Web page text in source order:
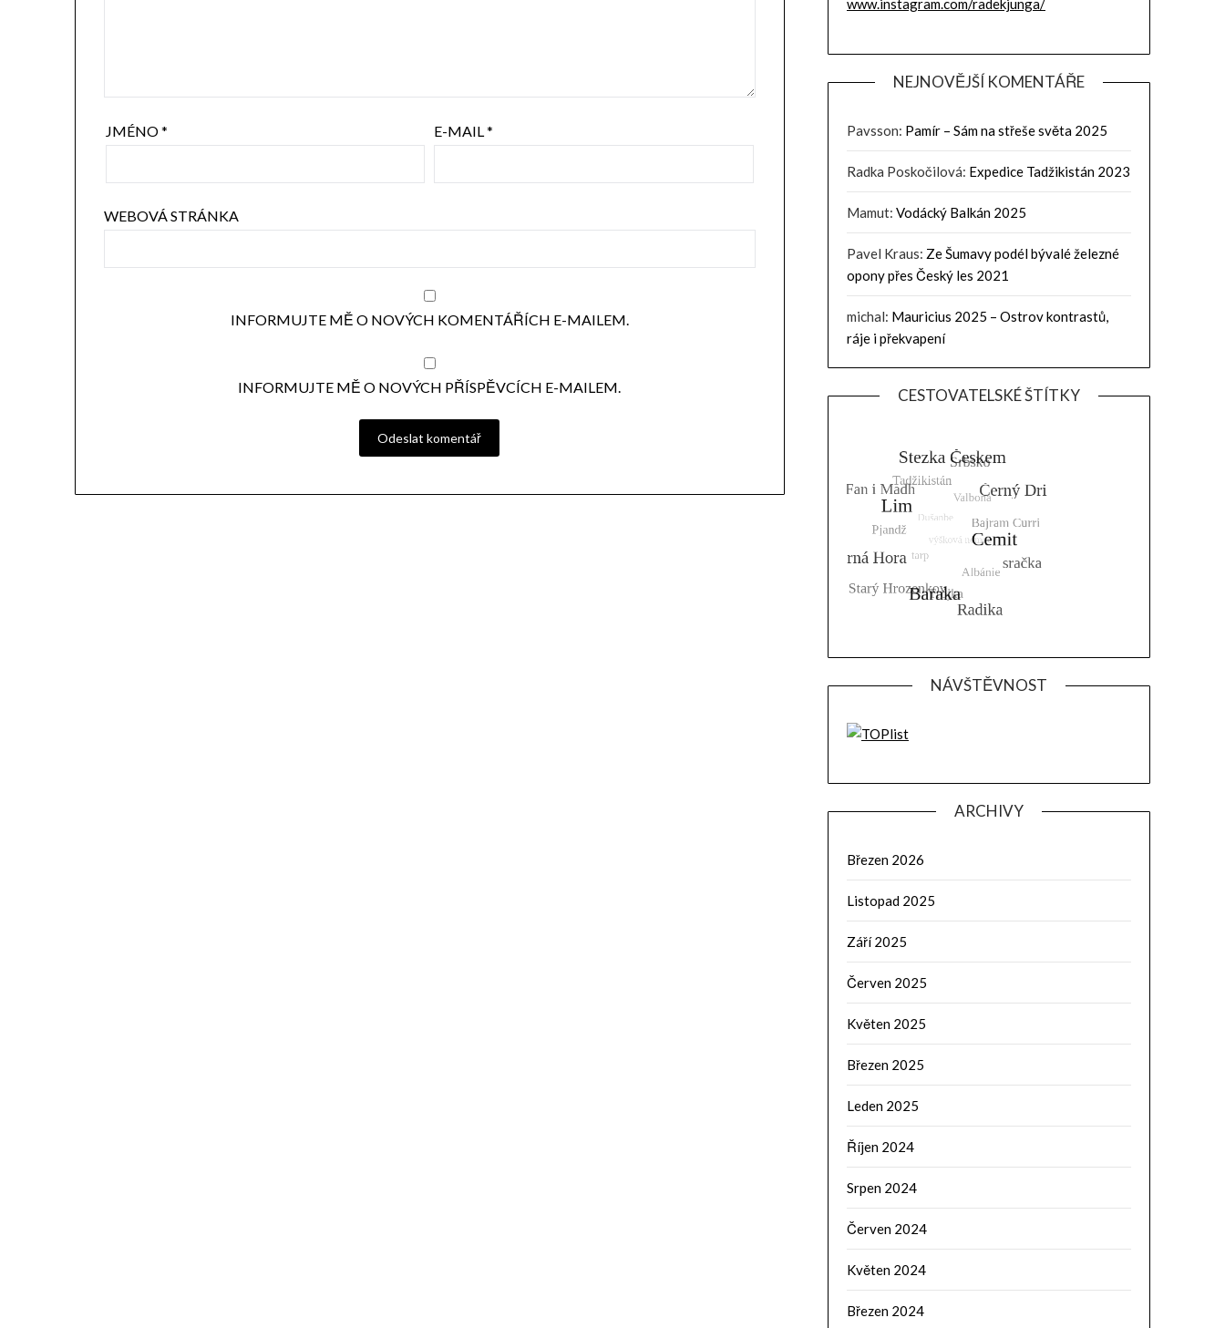
JMÉNO* E-MAIL*
WEBOVÁ STRÁNKA
INFORMUJTE MĚ O NOVÝCH KOMENTÁŘÍCH E-MAILEM.
INFORMUJTE MĚ O NOVÝCH PŘÍSPĚVCÍCH E-MAILEM.
www.instagram.com/radekjunga/
NEJNOVĚJŠÍ KOMENTÁŘE
Pavsson: Pamír – Sám na střeše světa 2025
Radka Poskočilová: Expedice Tadžikistán 2023
Mamut: Vodácký Balkán 2025
Pavel Kraus: Ze Šumavy podél bývalé železné
opony přes Český les 2021
michal: Mauricius 2025 – Ostrov kontrastů,
ráje i překvapení
CESTOVATELSKÉ ŠTÍTKY
NÁVŠTĚVNOST
ARCHIVY
Březen 2026
Listopad 2025
Září 2025
Červen 2025
Květen 2025
Březen 2025
Leden 2025
Říjen 2024
Srpen 2024
Červen 2024
Květen 2024
Březen 2024